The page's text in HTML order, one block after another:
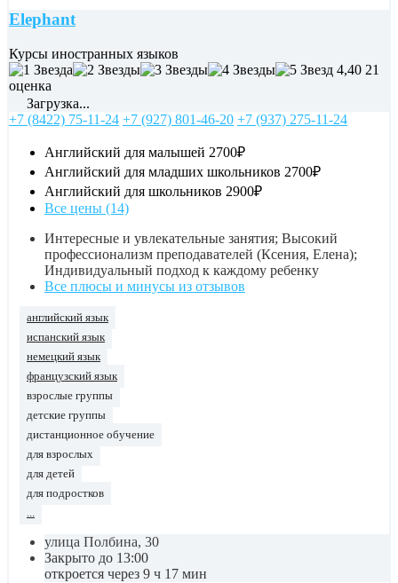
Elephant
Курсы иностранных языков
4,40 21
оценка
Загрузка...
+7 (8422) 75-11-24 +7 (927) 801-46-20 +7 (937) 275-11-24
Английский для малышей 2700₽
Английский для младших школьников 2700₽
Английский для школьников 2900₽
Все цены (14)
Интересные и увлекательные занятия; Высокий
профессионализм преподавателей (Ксения, Елена);
Индивидуальный подход к каждому ребенку
Все плюсы и минусы из отзывов
английский язык
испанский язык
немецкий язык
французский язык
взрослые группы
детские группы
дистанционное обучение
для взрослых
для детей
для подростков
...
улица Полбина, 30
Закрыто до 13:00
откроется через 9 ч 17 мин